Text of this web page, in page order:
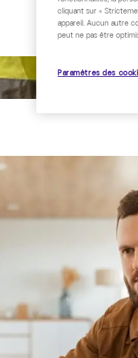
cliquant sur «
appareil. Aucun autre
peut ne pas être
Paramètres des